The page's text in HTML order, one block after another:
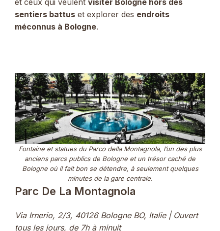
et ceux qui veulent visiter Bologne hors des
sentiers battus et explorer des endroits
méconnus à Bologne.
Fontaine et statues du Parco della Montagnola, l’un des plus
anciens parcs publics de Bologne et un trésor caché de
Bologne où il fait bon se détendre, à seulement quelques
minutes de la gare centrale.
Parc De La Montagnola
Via Irnerio, 2/3, 40126 Bologne BO, Italie | Ouvert
tous les jours, de 7h à minuit